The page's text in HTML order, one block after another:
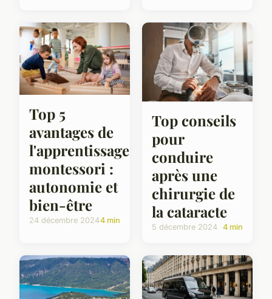
Top 5
avantages de
l'apprentissage
montessori :
autonomie et
bien-être
24 décembre 20244 min
Top conseils
pour
conduire
après une
chirurgie de
la cataracte
5 décembre 2024 4 min